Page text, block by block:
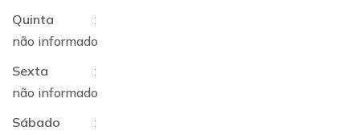
Quinta
:
não informado
Sexta
:
não informado
Sábado
: